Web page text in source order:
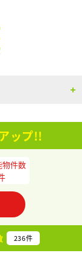
ップ!!
物件数
236件